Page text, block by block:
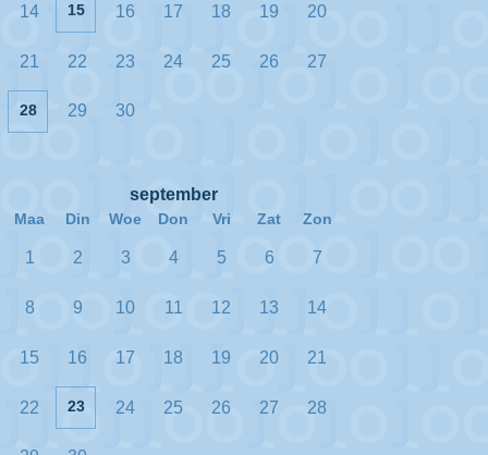
14 15 16 17 18 19 20
21 22 23 24 25 26 27
28 29 30
september
Maa Din Woe Don Vri Zat Zon
1 2 3 4 5 6 7
8 9 10 11 12 13 14
15 16 17 18 19 20 21
22 23 24 25 26 27 28